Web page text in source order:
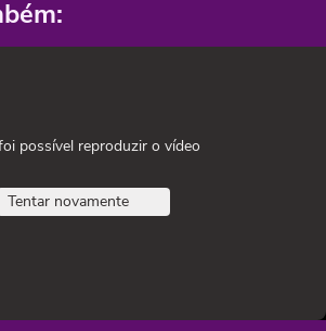
possível reproduzir o vídeo
Tentar novamente